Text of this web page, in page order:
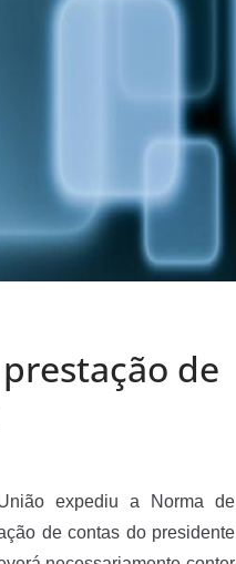
de
expediu a Norma de
de contas do presidente